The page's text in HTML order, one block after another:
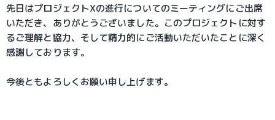
先日はプロジェクトXの進行についてのミーティングにご出席
いただき、ありがとうございました。このプロジェクトに対す
るご理解と協力、そして精力的にご活動いただいたことに深く
感謝しております。
今後ともよろしくお願い申し上げます。